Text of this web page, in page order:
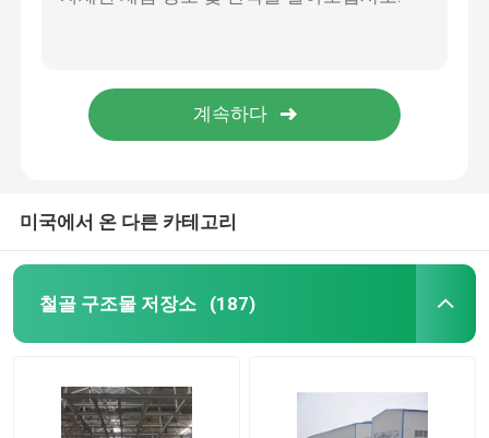
철골 구조물 플랫폼
철골 구조물 농가
상업적 강철 골조 건물
미국에서 온 다른 카테고리
철골 구조물 저장소 (187)